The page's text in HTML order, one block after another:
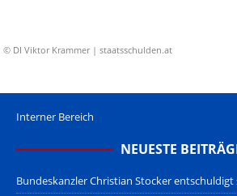
© DI Viktor Krammer | staatsschulden.at
Interner Bereich
NEUESTE
Bundeskanzler Christian Stocker entschuldigt